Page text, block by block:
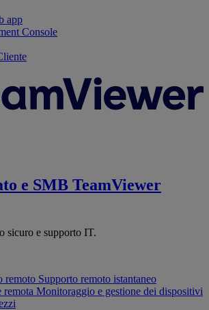
app
Console
e SMB TeamViewer
sicuro e supporto IT.
remoto Supporto remoto istantaneo
remota Monitoraggio e gestione dei dispositivi